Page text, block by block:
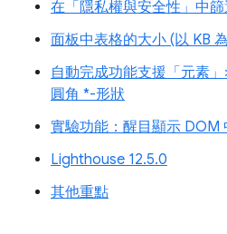
在「隱私權與安全性」中
面板中表格的大小 (以 KB
自動完成功能支援「元素
圓角 *-形狀
實驗功能：醒目顯示 DOM
Lighthouse 12.5.0
其他重點